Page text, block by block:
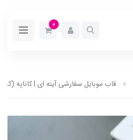
0
قاب موبایل سفارشی آینه ای | کاناپه (کد 0170)